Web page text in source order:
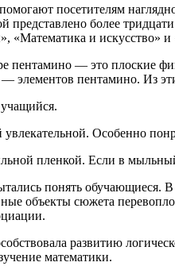
посетителям
более
«Математика и искусство»
пентамино — это плоские
элементов пентамино. Из
Особенно
пленкой. Если в
понять обучающиеся.
объекты сюжета
развитию
математики.